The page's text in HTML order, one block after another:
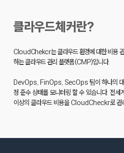
클라우드체커란?
CloudChekcr는 클라우드 환경에 대한 비용
하는 클라우드 관리 플랫폼(CMP)입니다.
DevOps, FinOps, SecOps 팀이 하나의 대
정 준수 상태를 모니터링 할 수 있습니다. 전
이상의 클라우드 비용을 CloudCheckr로 관